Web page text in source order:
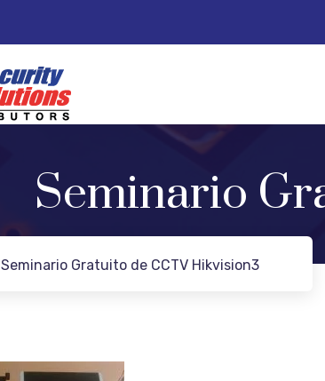
Seminario
Seminario Gratuito de CCTV Hikvision3